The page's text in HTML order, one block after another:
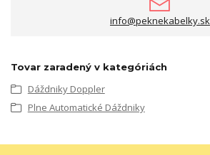
info@peknekabelky.sk
Tovar zaradený v kategóriách
Dáždniky Doppler
Plne Automatické Dáždniky